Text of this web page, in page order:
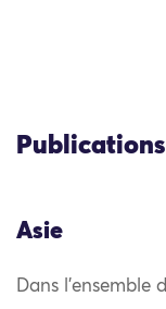
Asie
Dans l’ensemble